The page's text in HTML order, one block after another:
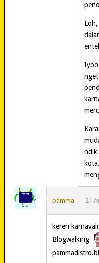
ndik
pamma 21
keren
Blogwalking